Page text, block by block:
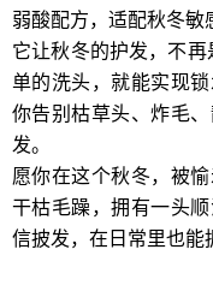
弱酸配方，适配秋冬敏
它让秋冬的护发，不再
单的洗头，就能实现
你告别枯草头、炸毛
发。
愿你在这个秋冬，被
干枯毛躁，拥有一头
信披发，在日常里也能